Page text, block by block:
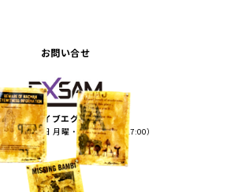
お問い合せ
ライブエグザム
5170（平日 月曜・火曜 13:00〜17:00）